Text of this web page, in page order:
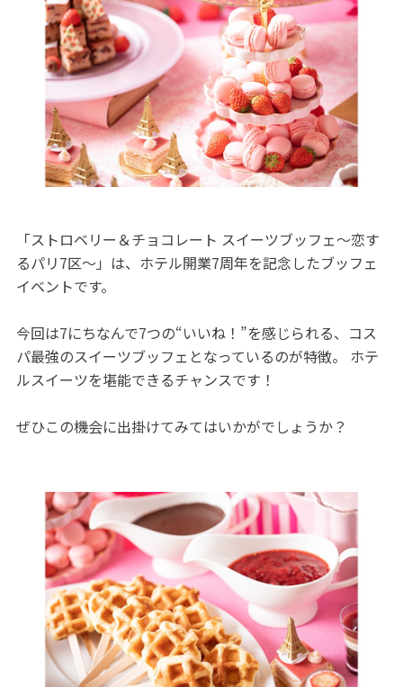
「ストロベリー＆チョコレート スイーツブッフェ～恋す
るパリ7区～」は、ホテル開業7周年を記念したブッフェ
イベントです。
今回は7にちなんで7つの“いいね！”を感じられる、コス
パ最強のスイーツブッフェとなっているのが特徴。 ホテ
ルスイーツを堪能できるチャンスです！
ぜひこの機会に出掛けてみてはいかがでしょうか？